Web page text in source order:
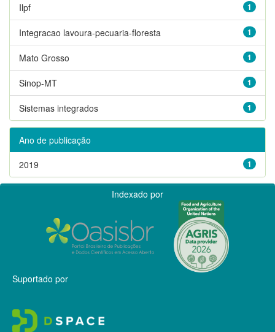
1
Ilpf
1
Integracao lavoura-pecuaria-floresta
1
Mato Grosso
1
Sinop-MT
1
Sistemas integrados
Ano de publicação
1
2019
Indexado por
Suportado por